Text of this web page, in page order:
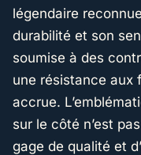
légendaire
durabilité et son
soumise à des
une résistance aux
accrue.
sur le côté n’est
gage de qualité et